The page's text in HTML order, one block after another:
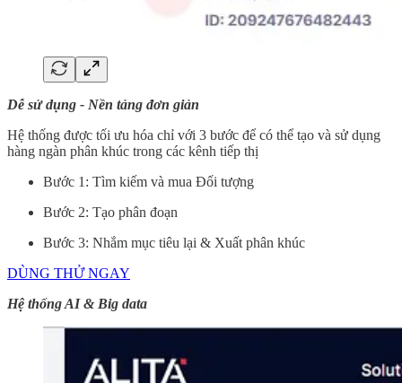
Dễ sử dụng - Nền tảng đơn giản
Hệ thống được tối ưu hóa chỉ với 3 bước để có thể tạo và sử dụng
hàng ngàn phân khúc trong các kênh tiếp thị
Bước 1: Tìm kiếm và mua Đối tượng
Bước 2: Tạo phân đoạn
Bước 3: Nhắm mục tiêu lại & Xuất phân khúc
DÙNG THỬ NGAY
Hệ thống AI & Big data